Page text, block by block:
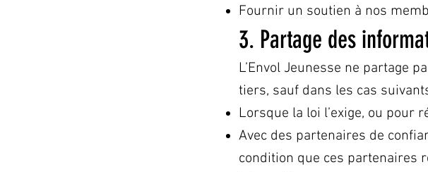
Fournir un soutien à nos
3. Partage des
L’Envol Jeunesse ne partage
tiers, sauf dans les cas
Lorsque la loi l’exige, ou pour
Avec des partenaires de
condition que ces partenaires